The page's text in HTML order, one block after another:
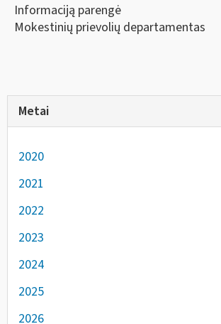
Informaciją parengė
Mokestinių prievolių departamentas
Metai
2020
2021
2022
2023
2024
2025
2026